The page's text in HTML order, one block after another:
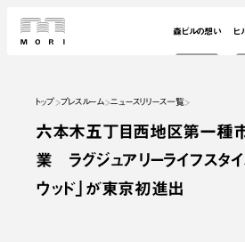
森ビルの想い ヒ
トップ プレスルーム ニュースリリース一覧
六本木五丁目西地区第一種
業 ラグジュアリーライフスタ
ウッド」が東京初進出